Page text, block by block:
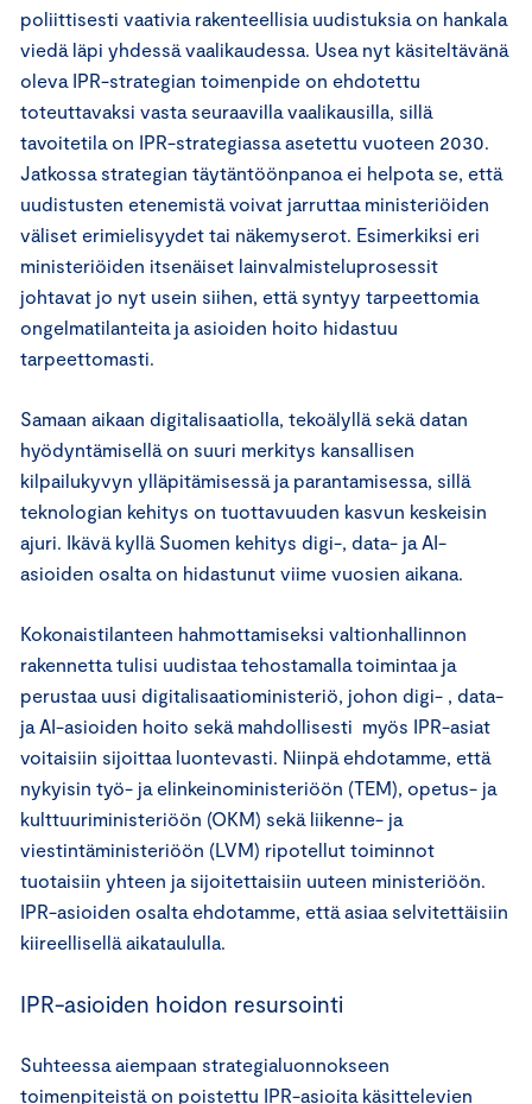
poliittisesti vaativia rakenteellisia uudistuksia on hankala
viedä läpi yhdessä vaalikaudessa. Usea nyt käsiteltävänä
oleva IPR-strategian toimenpide on ehdotettu
toteuttavaksi vasta seuraavilla vaalikausilla, sillä
tavoitetila on IPR-strategiassa asetettu vuoteen 2030.
Jatkossa strategian täytäntöönpanoa ei helpota se, että
uudistusten etenemistä voivat jarruttaa ministeriöiden
väliset erimielisyydet tai näkemyserot. Esimerkiksi eri
ministeriöiden itsenäiset lainvalmisteluprosessit
johtavat jo nyt usein siihen, että syntyy tarpeettomia
ongelmatilanteita ja asioiden hoito hidastuu
tarpeettomasti.
Samaan aikaan digitalisaatiolla, tekoälyllä sekä datan
hyödyntämisellä on suuri merkitys kansallisen
kilpailukyvyn ylläpitämisessä ja parantamisessa, sillä
teknologian kehitys on tuottavuuden kasvun keskeisin
ajuri. Ikävä kyllä Suomen kehitys digi-, data- ja AI-
asioiden osalta on hidastunut viime vuosien aikana.
Kokonaistilanteen hahmottamiseksi valtionhallinnon
rakennetta tulisi uudistaa tehostamalla toimintaa ja
perustaa uusi digitalisaatioministeriö, johon digi- , data-
ja AI-asioiden hoito sekä mahdollisesti myös IPR-asiat
voitaisiin sijoittaa luontevasti. Niinpä ehdotamme, että
nykyisin työ- ja elinkeinoministeriöön (TEM), opetus- ja
kulttuuriministeriöön (OKM) sekä liikenne- ja
viestintäministeriöön (LVM) ripotellut toiminnot
tuotaisiin yhteen ja sijoitettaisiin uuteen ministeriöön.
IPR-asioiden osalta ehdotamme, että asiaa selvitettäisiin
kiireellisellä aikataululla.
IPR-asioiden hoidon resursointi
Suhteessa aiempaan strategialuonnokseen
toimenpiteistä on poistettu IPR-asioita käsittelevien